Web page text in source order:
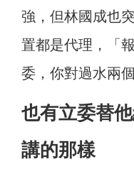
強，但林國成也
置都是代理，「
委，你對過水兩
也有立委替
講的那樣